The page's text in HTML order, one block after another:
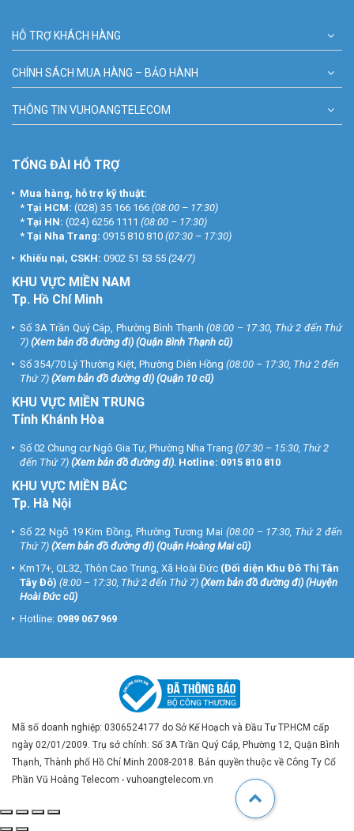
HỖ TRỢ KHÁCH HÀNG
CHÍNH SÁCH MUA HÀNG – BẢO HÀNH
THÔNG TIN VUHOANGTELECOM
TỔNG ĐÀI HỖ TRỢ
Mua hàng, hỗ trợ kỹ thuật:
* Tại HCM: (028) 35 166 166 (08:00 – 17:30)
* Tại HN: (024) 6256 1111 (08:00 – 17:30)
* Tại Nha Trang: 0915 810 810 (07:30 – 17:30)
Khiếu nại, CSKH: 0902 51 53 55 (24/7)
KHU VỰC MIỀN NAM
Tp. Hồ Chí Minh
Số 3A Trần Quý Cáp, Phường Bình Thạnh (08:00 – 17:30, Thứ 2 đến Thứ
7) (Xem bản đồ đường đi) (Quận Bình Thạnh cũ)
Số 354/70 Lý Thường Kiệt, Phường Diên Hồng (08:00 – 17:30, Thứ 2 đến
Thứ 7) (Xem bản đồ đường đi) (Quận 10 cũ)
KHU VỰC MIỀN TRUNG
Tỉnh Khánh Hòa
Số 02 Chung cư Ngô Gia Tự, Phường Nha Trang (07:30 – 15:30, Thứ 2
đến Thứ 7) (Xem bản đồ đường đi). Hotline: 0915 810 810
KHU VỰC MIỀN BẮC
Tp. Hà Nội
Số 22 Ngõ 19 Kim Đồng, Phường Tương Mai (08:00 – 17:30, Thứ 2 đến
Thứ 7) (Xem bản đồ đường đi) (Quận Hoàng Mai cũ)
Km17+, QL32, Thôn Cao Trung, Xã Hoài Đức (Đối diện Khu Đô Thị Tân
Tây Đô) (8:00 – 17:30, Thứ 2 đến Thứ 7) (Xem bản đồ đường đi) (Huyện
Hoài Đức cũ)
Hotline: 0989 067 969
Mã số doanh nghiệp: 0306524177 do Sở Kế Hoạch và Đầu Tư TP.HCM cấp
ngày 02/01/2009. Trụ sở chính: Số 3A Trần Quý Cáp, Phường 12, Quận Bình
Thạnh, Thành phố Hồ Chí Minh 2008-2018. Bản quyền thuộc về Công Ty Cổ
Phần Vũ Hoàng Telecom - vuhoangtelecom.vn